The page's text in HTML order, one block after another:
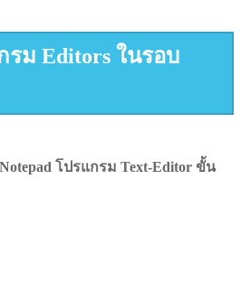
รม Editors ในรอบ
โปรแกรม Text-Editor ขั้น